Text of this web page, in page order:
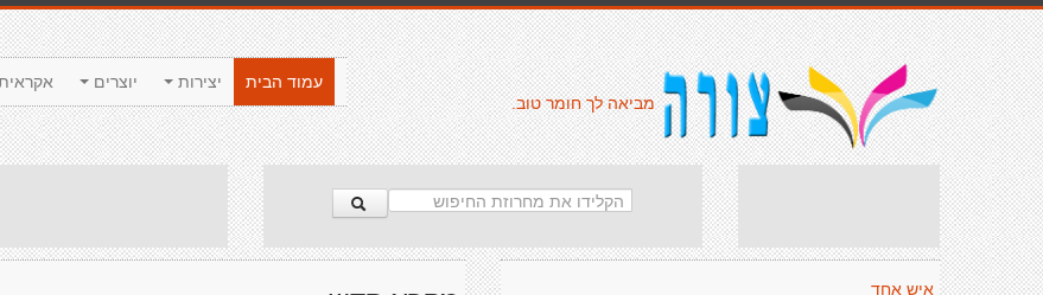
יוצרים יצירות
עמוד הבית
מביאה לך חומר טוב.
איש אחד